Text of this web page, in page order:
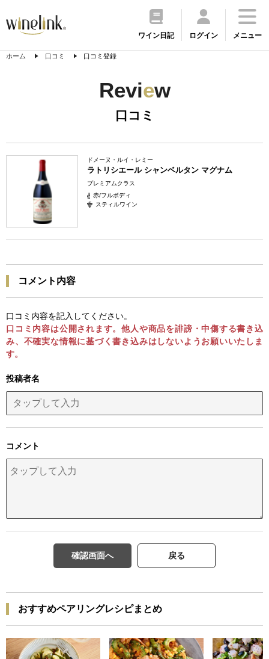
ワイン日記 ログイン メニュー
ホーム 口コミ 口コミ登録
Review
口コミ
ドメーヌ・ルイ・レミー
ラトリシエール シャンベルタン マグナム
プレミアムクラス
赤/フルボディ
スティルワイン
コメント内容
口コミ内容を記入してください。
口コミ内容は公開されます。他人や商品を誹謗・中傷する書き込
み、不確実な情報に基づく書き込みはしないようお願いいたしま
す。
投稿者名
コメント
確認画面へ 戻る
おすすめペアリングレシピまとめ